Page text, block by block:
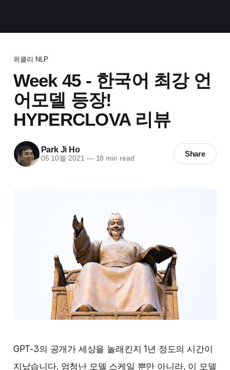
위클리 NLP
Week 45 - 한국어 최강 언
어모델 등장!
HYPERCLOVA 리뷰
Park Ji Ho
05 10월 2021 —18 min read
Share
GPT-3의 공개가 세상을 놀래킨지 1년 정도의 시간이
지났습니다. 엄청난 모델 스케일 뿐만 아니라, 이 모델